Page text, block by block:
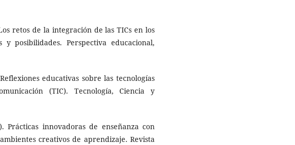
retos de la integración de las TICs en los
y posibilidades. Perspectiva educacional,
educativas sobre las tecnologías
(TIC). Tecnología, Ciencia y
Prácticas innovadoras de enseñanza con
creativos de aprendizaje. Revista